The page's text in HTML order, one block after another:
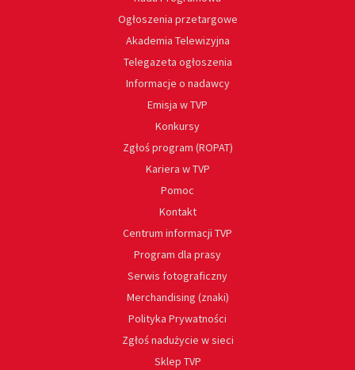
Ogłoszenia przetargowe
Akademia Telewizyjna
Telegazeta ogłoszenia
Informacje o nadawcy
Emisja w TVP
Konkursy
Zgłoś program (ROPAT)
Kariera w TVP
Pomoc
Kontakt
Centrum informacji TVP
Program dla prasy
Serwis fotograficzny
Merchandising (znaki)
Polityka Prywatności
Zgłoś nadużycie w sieci
Sklep TVP